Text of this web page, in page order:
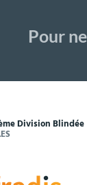
Pour
Division Blindée